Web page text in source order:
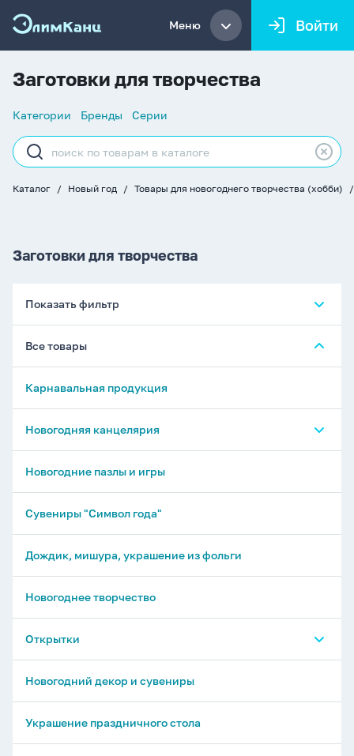
Меню Войти
Заготовки для творчества
Список
Категории Бренды Серии
Строка
поиска
Каталог Новый год Товары для новогоднего творчества (хобби)
Заготовки для творчества
Показать фильтр
Все товары
Карнавальная продукция
Новогодняя канцелярия
Письменные принадлежности
Новогодние пазлы и игры
Сувениры "Символ года"
Дождик, мишура, украшение из фольги
Новогоднее творчество
Открытки
Открытки
Приглашение
Новогодний декор и сувениры
Украшение праздничного стола